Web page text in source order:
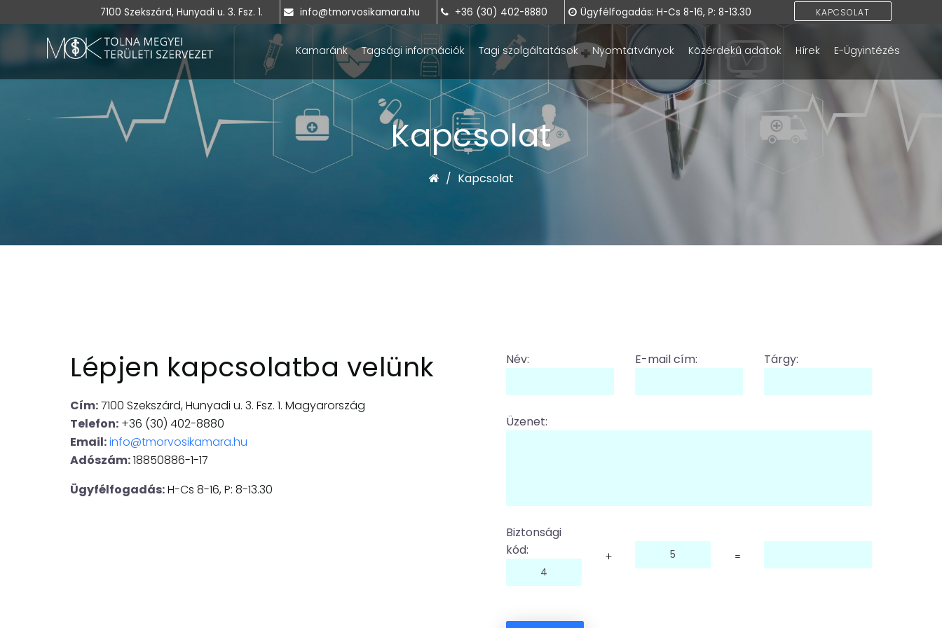
7100 Szekszárd, Hunyadi u. 3. Fsz. 1. info@tmorvosikamara.hu +36 (30) 402-8880 Ügyfélfogadás: H-Cs 8-16, P: 8-13.30 KAPCSOLAT
Kamaránk Tagsági információk Tagi szolgáltatások Nyomtatványok Közérdekű adatok Hírek E-Ügyintézés
Kapcsolat
Kapcsolat
Lépjen kapcsolatba velünk
Cím:7100 Szekszárd, Hunyadi u. 3. Fsz. 1. Magyarország
Telefon: +36 (30) 402-8880
Email:info@tmorvosikamara.hu
Adószám:18850886-1-17
Ügyfélfogadás:H-Cs 8-16, P: 8-13.30
Név: E-mail cím: Tárgy:
Üzenet:
Biztonsági
kód:
+ =